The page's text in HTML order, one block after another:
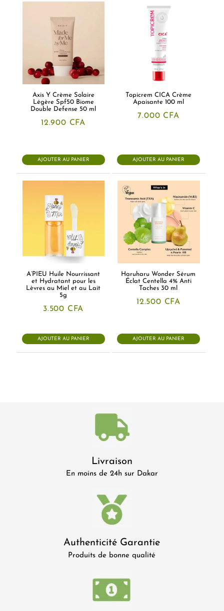
Axis Y Crème Solaire
Légère Spf50 Biome
Double Defense 50 ml
12.900 CFA
AJOUTER AU PANIER
Topicrem CICA Crème
Apaisante 100 ml
7.000 CFA
AJOUTER AU PANIER
A’PIEU Huile Nourrissant
et Hydratant pour les
Lèvres au Miel et au Lait
5g
3.500 CFA
AJOUTER AU PANIER
Haruharu Wonder Sérum
Éclat Centella 4% Anti
Taches 30 ml
12.500 CFA
AJOUTER AU PANIER
Livraison
En moins de 24h sur Dakar
Authenticité Garantie
Produits de bonne qualité